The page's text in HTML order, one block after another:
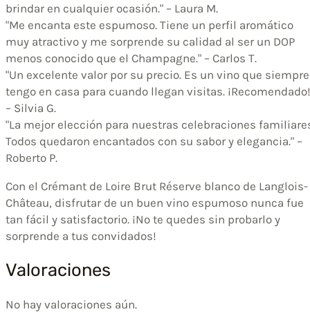
brindar en cualquier ocasión." – Laura M.
"Me encanta este espumoso. Tiene un perfil aromático
muy atractivo y me sorprende su calidad al ser un DOP
menos conocido que el Champagne." – Carlos T.
"Un excelente valor por su precio. Es un vino que siempre
tengo en casa para cuando llegan visitas.
– Silvia G.
"La mejor elección para nuestras celebraciones
Todos quedaron encantados con su sabor y elegancia." –
Roberto P.
Con el Crémant de Loire Brut Réserve blanco de Langlois-
Château, disfrutar de un buen vino espumoso nunca fue
tan fácil y satisfactorio. ¡No te quedes sin probarlo y
sorprende a tus convidados!
Valoraciones
No hay valoraciones aún.